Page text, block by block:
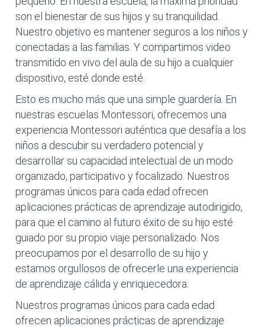
son el bienestar de sus hijos y su tranquilidad.
Nuestro objetivo es mantener seguros a los niños y
conectadas a las familias. Y compartimos video
transmitido en vivo del aula de su hijo a cualquier
dispositivo, esté donde esté.
Esto es mucho más que una simple guardería. En
nuestras escuelas Montessori, ofrecemos una
experiencia Montessori auténtica que desafía a los
niños a descubir su verdadero potencial y
desarrollar su capacidad intelectual de un modo
organizado, participativo y focalizado. Nuestros
programas únicos para cada edad ofrecen
aplicaciones prácticas de aprendizaje autodirigido,
para que el camino al futuro éxito de su hijo esté
guiado por su propio viaje personalizado. Nos
preocupamos por el desarrollo de su hijo y
estamos orgullosos de ofrecerle una experiencia
de aprendizaje cálida y enriquecedora.
Nuestros programas únicos para cada edad
ofrecen aplicaciones prácticas de aprendizaje